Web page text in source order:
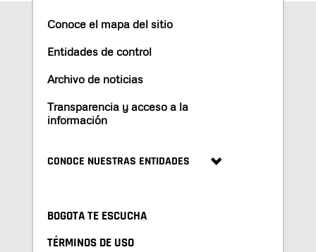
Conoce el mapa del sitio
Entidades de control
Archivo de noticias
Transparencia y acceso a la
información
CONOCE NUESTRAS ENTIDADES
BOGOTA TE ESCUCHA
TÉRMINOS DE USO